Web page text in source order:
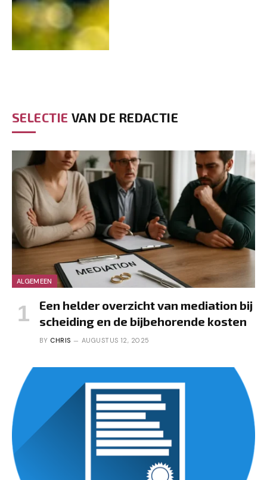
SELECTIE VAN DE REDACTIE
ALGEMEEN
Een helder overzicht van mediation bij
scheiding en de bijbehorende kosten
BY CHRIS AUGUSTUS 12, 2025